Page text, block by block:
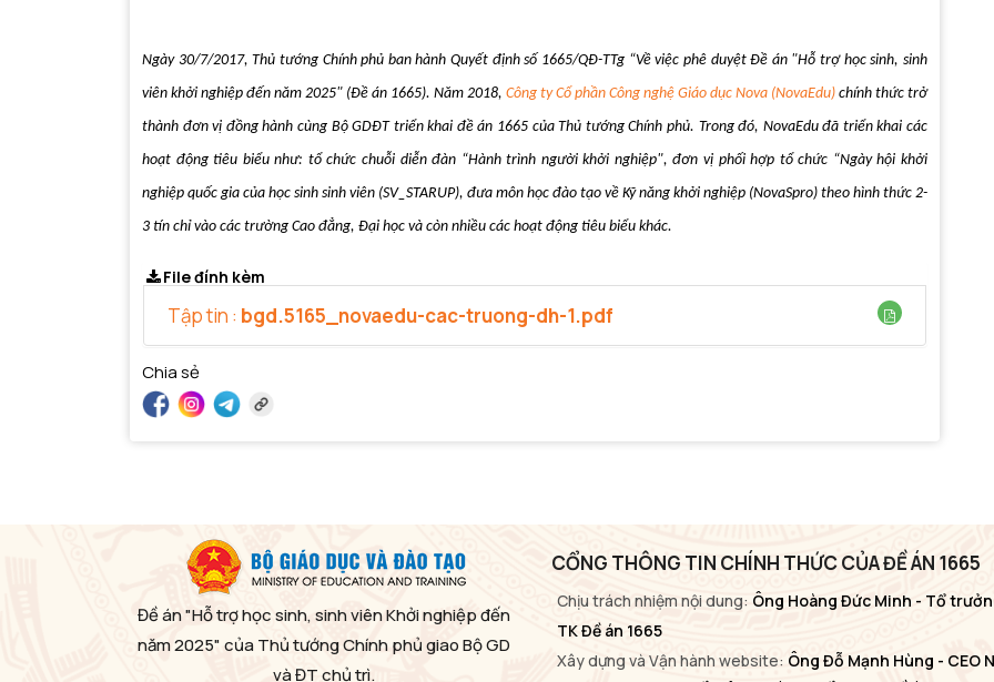
Ngày 30/7/2017, Thủ tướng Chính phủ ban hành Quyết định số 1665/QĐ-TTg “Về việc phê duyệt Đề án "Hỗ trợ học sinh, sinh
viên khởi nghiệp đến năm 2025" (Đề án 1665). Năm 2018, Công ty Cổ phần Công nghệ Giáo dục Nova (NovaEdu) chính thức trở
thành đơn vị đồng hành cùng Bộ GDĐT triển khai đề án 1665 của Thủ tướng Chính phủ. Trong đó, NovaEdu đã triển khai các
hoạt động tiêu biểu như: tổ chức chuỗi diễn đàn “Hành trình người khởi nghiệp", đơn vị phối hợp tổ chức “Ngày hội khởi
nghiệp quốc gia của học sinh sinh viên (SV_STARUP), đưa môn học đào tạo về Kỹ năng khởi nghiệp (NovaSpro) theo hình thức 2-
3 tín chỉ vào các trường Cao đẳng, Đại học và còn nhiều các hoạt động tiêu biểu khác.
File đính kèm
Tập tin : bgd.5165_novaedu-cac-truong-dh-1.pdf
Chia sẻ
Đề án "Hỗ trợ học sinh, sinh viên Khởi nghiệp đến
năm 2025" của Thủ tướng Chính phủ giao Bộ GD
và ĐT chủ trì.
CỔNG THÔNG TIN CHÍNH THỨC CỦA ĐỀ ÁN 1665
Chịu trách nhiệm nội dung: Ông Hoàng Đức Minh - Tổ
TK Đề án 1665
Xây dựng và Vận hành website: Ông Đỗ Mạnh Hùng - CEO